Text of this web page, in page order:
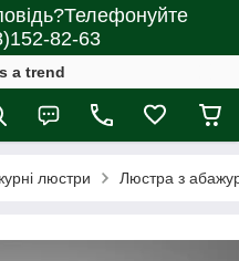
82-63
a trend
люстри Люстра з